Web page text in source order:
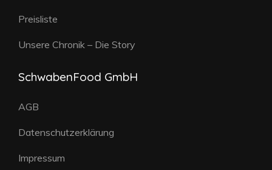
Preisliste
Unsere Chronik – Die Story
SchwabenFood GmbH
AGB
Datenschutzerklärung
Impressum